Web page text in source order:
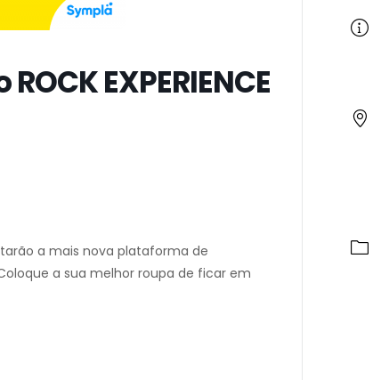
EXPERIENCE
a mais nova plataforma de
a sua melhor roupa de ficar em